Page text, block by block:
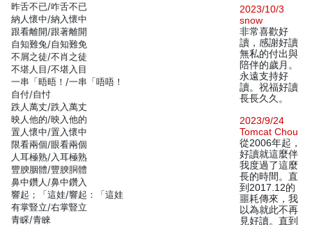
昨舌不已/咋舌不已
納人懷中/納入懷中
跟看離開/跟著離開
自知難兔/自知難免
不屑之徒/不肖之徒
不堪人目/不堪入目
一串「晤晤！/一串「唔唔！
自付/自忖
跌人萬丈/跌入萬丈
映人他的/映入他的
置人懷中/置入懷中
限看兩個/眼看兩個
人耳極熟/入耳極熟
豐腴胭體/豐腴胴體
鼻中鑽人/鼻中鑽入
響起；「這娃/響起：「這娃
有掌豎立/右掌豎立
青睬/青睞
2023/10/3
snow
非常喜歡好
讀，感謝好讀
無私的付出與
陪伴的歲月。
永遠支持好
讀。祝福好讀
長長久久。
2023/9/24
Tomcat Chou
從2006年起，
好讀就這麼伴
我度過了這麼
長的時間。直
到2017.12的
噩耗傳來，我
以為就此不再
見好讀。直到